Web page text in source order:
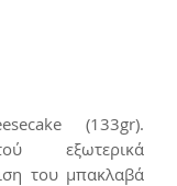
(133gr).
εξωτερικά
του μπακλαβά